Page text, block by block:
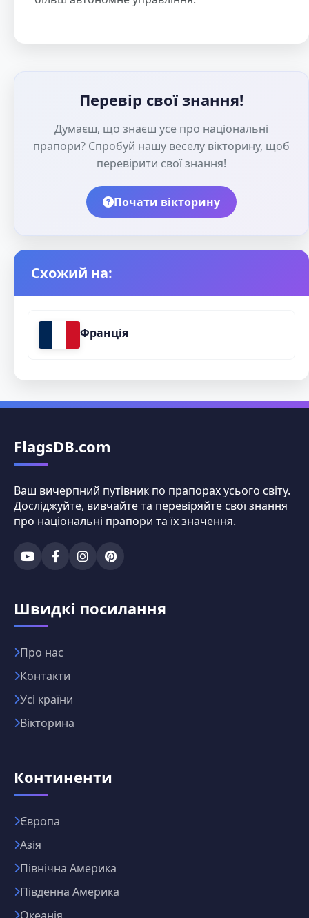
Перевір свої знання!
Думаєш, що знаєш усе про національні
прапори? Спробуй нашу веселу вікторину, щоб
перевірити свої знання!
Почати вікторину
Схожий на:
Франція
FlagsDB.com
Ваш вичерпний путівник по прапорах усього світу.
Досліджуйте, вивчайте та перевіряйте свої знання
про національні прапори та їх значення.
Швидкі посилання
Про нас
Контакти
Усі країни
Вікторина
Континенти
Європа
Азія
Північна Америка
Південна Америка